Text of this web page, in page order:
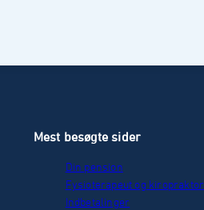
Mest besøgte sider
Din pension
Fysioterapeut og kiropraktor
Indbetalinger